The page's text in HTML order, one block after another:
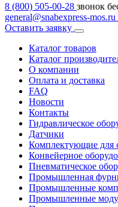
8 (800) 505-00-28 звонок
general@snabexpress-mos.ru
Оставить заявку
Каталог товаров
Каталог
О компании
Оплата и доставка
FAQ
Новости
Контакты
Гидравлическое
Датчики
Комплектующие для
Конвейерное
Пневматическое
Промышленная
Промышленные
Промышленные